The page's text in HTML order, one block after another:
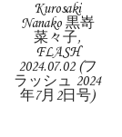
Kurosaki
Nanako 黒嵜
菜々子,
FLASH
2024.07.02 (フ
ラッシュ 2024
年7月2日号)